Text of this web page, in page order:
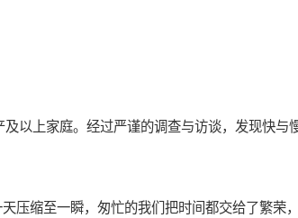
以上家庭。经过严谨的调查与访谈，发现快与
压缩至一瞬，匆忙的我们把时间都交给了繁荣